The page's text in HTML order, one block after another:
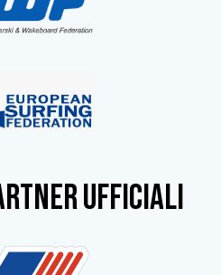
partner ufficiali